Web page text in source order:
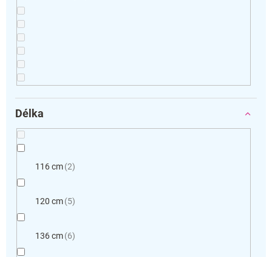
Délka
116 cm 2
120 cm 5
136 cm 6